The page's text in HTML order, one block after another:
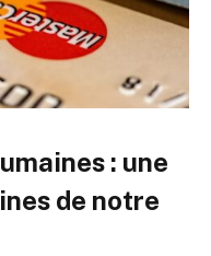
: une
de notre